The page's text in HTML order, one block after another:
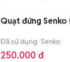
Quạt đứng
Đã sử dụng Senko
250.000 đ